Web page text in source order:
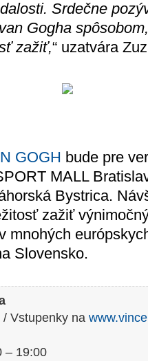
Srdečne
Gogha
zažiť,“ uzatvára
GOGH bude pre
MALL
Bystrica.
zažiť
mnohých
Slovensko.
/ Vstupenky na
– 19:00